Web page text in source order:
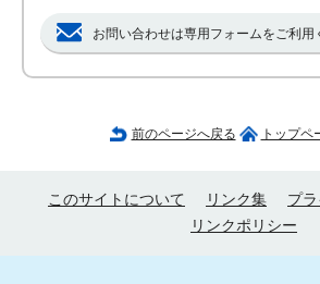
お問い合わせは専用フォームをご利用
前のページへ戻る トップペ
このサイトについて リンク集
プ
リンクポリシー